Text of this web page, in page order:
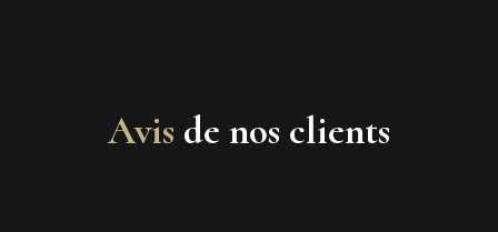
Avis de nos clients